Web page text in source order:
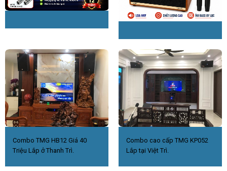
Combo TMG HB12 Giá 40
Triệu Lắp ở Thanh Trì.
Combo cao cấp TMG KP052
Lắp tại Việt Trì.